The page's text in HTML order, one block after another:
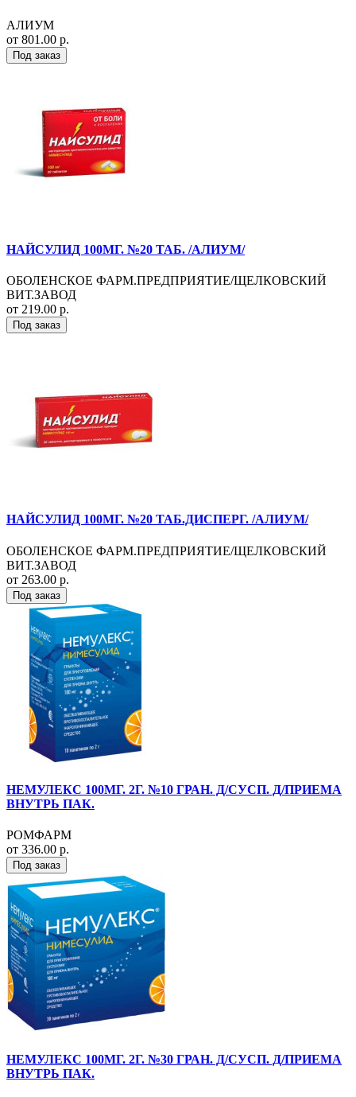
АЛИУМ
от 801.00 р.
Под заказ
НАЙСУЛИД 100МГ. №20 ТАБ. /АЛИУМ/
ОБОЛЕНСКОЕ ФАРМ.ПРЕДПРИЯТИЕ/ЩЕЛКОВСКИЙ
ВИТ.ЗАВОД
от 219.00 р.
Под заказ
НАЙСУЛИД 100МГ. №20 ТАБ.ДИСПЕРГ. /АЛИУМ/
ОБОЛЕНСКОЕ ФАРМ.ПРЕДПРИЯТИЕ/ЩЕЛКОВСКИЙ
ВИТ.ЗАВОД
от 263.00 р.
Под заказ
НЕМУЛЕКС 100МГ. 2Г. №10 ГРАН. Д/СУСП. Д/ПРИЕМА
ВНУТРЬ ПАК.
РОМФАРМ
от 336.00 р.
Под заказ
НЕМУЛЕКС 100МГ. 2Г. №30 ГРАН. Д/СУСП. Д/ПРИЕМА
ВНУТРЬ ПАК.